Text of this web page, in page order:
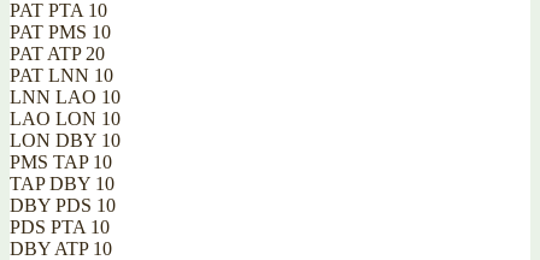
PAT PTA 10
PAT PMS 10
PAT ATP 20
PAT LNN 10
LNN LAO 10
LAO LON 10
LON DBY 10
PMS TAP 10
TAP DBY 10
DBY PDS 10
PDS PTA 10
DBY ATP 10